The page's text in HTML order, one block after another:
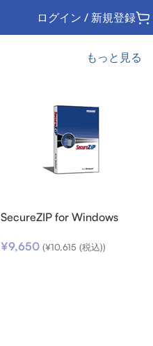
ログイン / 新規登録
もっと見る
SecureZIP for Windows
ンロード
¥9,650 (¥10,615 (税込))